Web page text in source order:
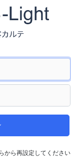
から再設定してください